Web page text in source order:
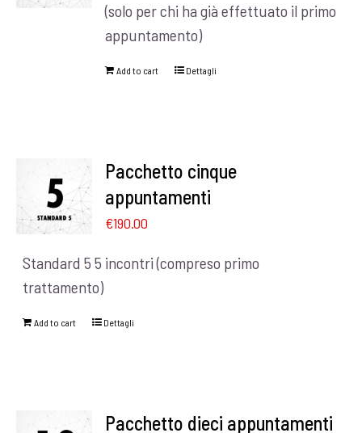
(solo per chi ha già effettuato il primo
appuntamento)
Add to cart Dettagli
Pacchetto cinque
appuntamenti
€190.00
Standard 5 5 incontri (compreso primo
trattamento)
Add to cart Dettagli
Pacchetto dieci appuntamenti